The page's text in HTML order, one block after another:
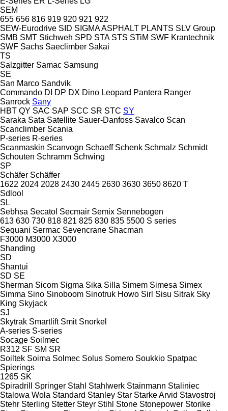
SEM
655 656 816 919 920 921 922
SEW-Eurodrive SID SIGMA ASPHALT PLANTS SLV Group
SMB SMT Stichweh SPD STA STS STiM SWF Krantechnik
SWF Sachs Saeclimber Sakai
TS
Salzgitter Samac Samsung
SE
San Marco Sandvik
Commando DI DP DX Dino Leopard Pantera Ranger
Sanrock Sany
HBT QY SAC SAP SCC SR STC SY
Saraka Sata Satellite Sauer-Danfoss Savalco Scan
Scanclimber Scania
P-series R-series
Scanmaskin Scanvogn Schaeff Schenk Schmalz Schmidt
Schouten Schramm Schwing
SP
Schäfer Schäffer
1622 2024 2028 2430 2445 2630 3630 3650 8620 T
Sdlool
SL
Sebhsa Secatol Secmair Semix Sennebogen
613 630 730 818 821 825 830 835 5500 S series
Sequani Sermac Sevencrane Shacman
F3000 M3000 X3000
Shanding
SD
Shantui
SD SE
Sherman Sicom Sigma Sika Silla Simem Simesa Simex
Simma Sino Sinoboom Sinotruk Howo Sirl Sisu Sitrak Sky
King Skyjack
SJ
Skytrak Smartlift Smit Snorkel
A-series S-series
Socage Soilmec
R312 SF SM SR
Soiltek Soima Solmec Solus Somero Soukkio Spatpac
Spierings
1265 SK
Spiradrill
Springer Stahl Stahlwerk Stainmann Staliniec
Stalowa Wola Standard Stanley Star Starke Arvid Stavostroj
Stehr Sterling Stetter Steyr Stihl Stone Stonepower Storike